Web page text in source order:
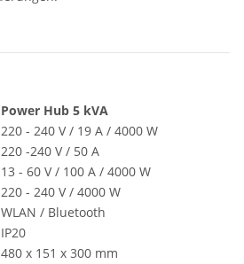
Power Hub 5 kVA
220 - 240 V / 19 A / 4000 W
220 -240 V / 50 A
13 - 60 V / 100 A / 4000 W
220 - 240 V / 4000 W
WLAN / Bluetooth
IP20
480 x 151 x 300 mm